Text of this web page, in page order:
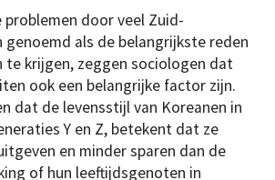
problemen door veel Zuid-
genoemd als de belangrijkste reden
te krijgen, zeggen sociologen dat
ook een belangrijke factor zijn.
dat de levensstijl van Koreanen in
Y en Z, betekent dat ze
en minder sparen dan de
of hun leeftijdsgenoten in